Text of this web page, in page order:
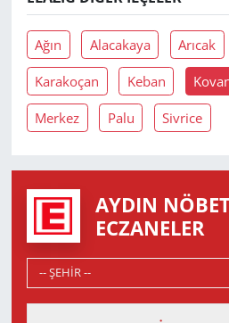
Ağın Alacakaya Arıcak
Karakoçan Keban
Merkez Palu Sivrice
AYDIN
ECZANELER